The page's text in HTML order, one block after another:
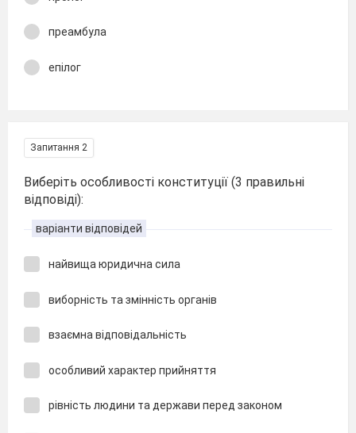
преамбула
епілог
Запитання 2
Виберіть особливості конституції (3 правильні
відповіді):
варіанти відповідей
найвища юридична сила
виборність та змінність органів
взаємна відповідальність
особливий характер прийняття
рівність людини та держави перед законом